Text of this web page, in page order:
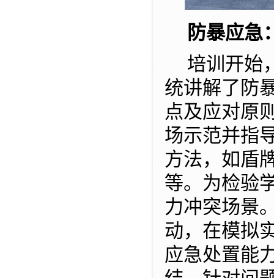
防暴应急
培训开始
统讲解了防
点及应对原
场示范并指
方法，如盾
等。为检验
力冲突场景
动，在模拟
应急处置能